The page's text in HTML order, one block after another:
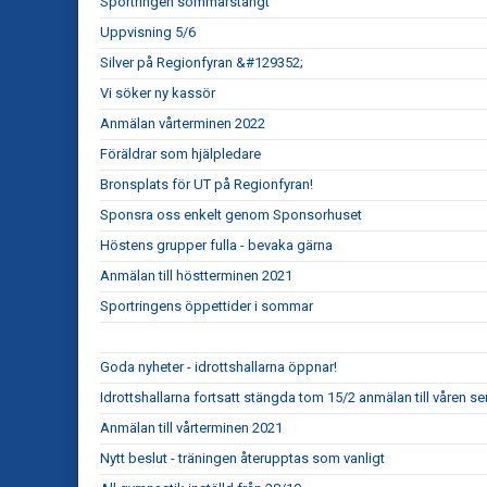
Uppvisning 5/6
Silver på Regionfyran &#129352;
Vi söker ny kassör
Anmälan vårterminen 2022
Föräldrar som hjälpledare
Bronsplats för UT på Regionfyran!
Sponsra oss enkelt genom Sponsorhuset
Höstens grupper fulla - bevaka gärna
Anmälan till höstterminen 2021
Sportringens öppettider i sommar
Goda nyheter - idrottshallarna öppnar!
Idrottshallarna fortsatt stängda tom 15/2 anmälan till våren
Anmälan till vårterminen 2021
Nytt beslut - träningen återupptas som vanligt